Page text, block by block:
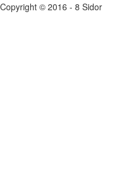
Copyright © 2016 - 8 Sidor